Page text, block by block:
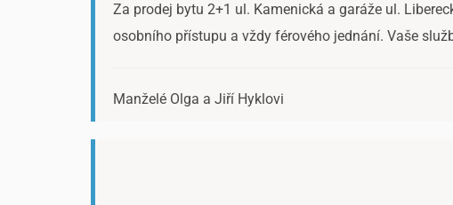
Za prodej bytu 2+1 ul. Kamenická a garáže ul.
osobního přístupu a vždy férového jednání. Vaše
Manželé Olga a Jiří Hyklovi